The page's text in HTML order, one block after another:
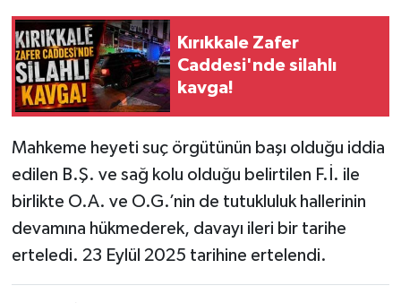
Kırıkkale Zafer
Caddesi'nde silahlı
kavga!
Mahkeme heyeti suç örgütünün başı olduğu iddia
edilen B.Ş. ve sağ kolu olduğu belirtilen F.İ. ile
birlikte O.A. ve O.G.’nin de tutukluluk hallerinin
devamına hükmederek, davayı ileri bir tarihe
erteledi. 23 Eylül 2025 tarihine ertelendi.